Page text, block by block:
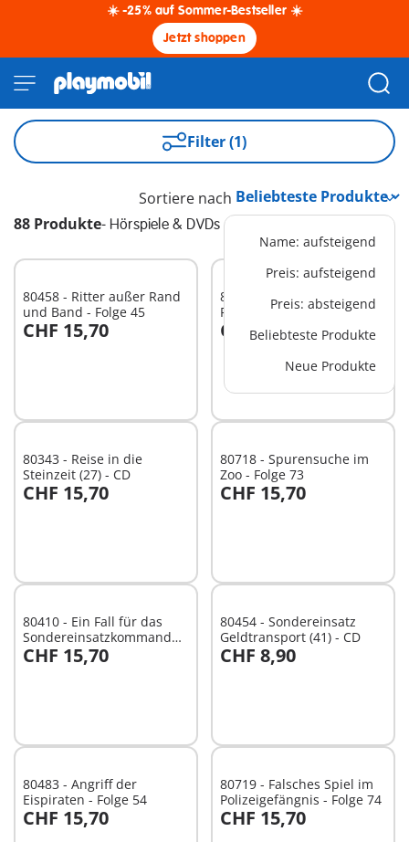
☀️ -25% auf Sommer-Bestseller ☀️
Jetzt shoppen
Filter (1)
88 Produkte- Hörspiele & DVDs
Sortiere nach
Name: aufsteigend
Preis: aufsteigend
Preis: absteigend
Beliebteste Produkte
Neue Produkte
80458 - Ritter außer Rand
und Band - Folge 45
CHF 15,70
In den Warenkorb
80262 - Die Rückkehr der
Piraten (16) - CD
CHF 15,70
In den Warenkorb
80343 - Reise in die
Steinzeit (27) - CD
CHF 15,70
In den Warenkorb
80718 - Spurensuche im
Zoo - Folge 73
CHF 15,70
In den Warenkorb
80410 - Ein Fall für das
Sondereinsatzkommando -
Folge 68
CHF 15,70
In den Warenkorb
80454 - Sondereinsatz
Geldtransport (41) - CD
CHF 8,90
In den Warenkorb
80483 - Angriff der
Eispiraten - Folge 54
CHF 15,70
In den Warenkorb
80719 - Falsches Spiel im
Polizeigefängnis - Folge 74
CHF 15,70
In den Warenkorb